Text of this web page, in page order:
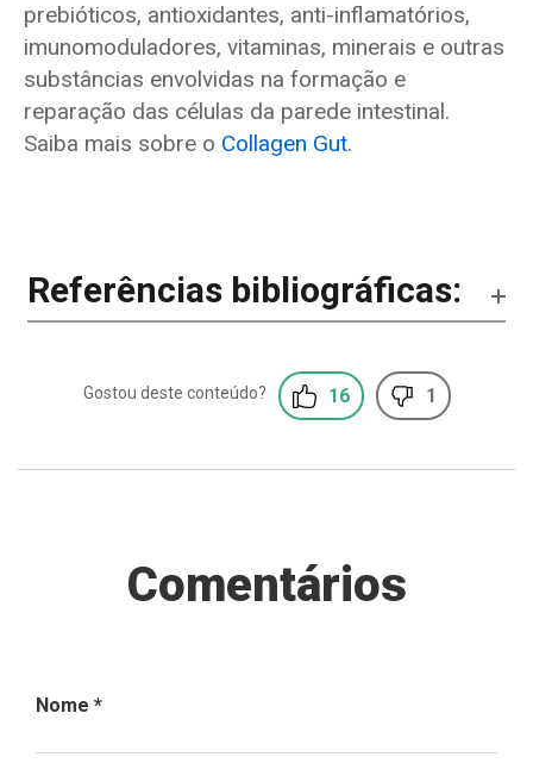
prebióticos, antioxidantes, anti-inflamatórios,
imunomoduladores, vitaminas, minerais e outras
substâncias envolvidas na formação e
reparação das células da parede intestinal.
Saiba mais sobre o Collagen Gut.
Referências bibliográficas:
16 1
Comentários
Nome *